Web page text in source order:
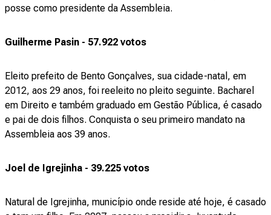
posse como presidente da Assembleia.
Guilherme Pasin - 57.922 votos
Eleito prefeito de Bento Gonçalves, sua cidade-natal, em
2012, aos 29 anos, foi reeleito no pleito seguinte. Bacharel
em Direito e também graduado em Gestão Pública, é casado
e pai de dois filhos. Conquista o seu primeiro mandato na
Assembleia aos 39 anos.
Joel de Igrejinha - 39.225 votos
Natural de Igrejinha, município onde reside até hoje, é casado